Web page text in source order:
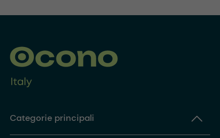
Categorie principali